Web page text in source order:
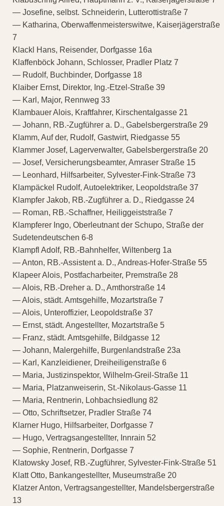
— Josefine, selbst. Schneiderin, Lutterottistraße 7
— Katharina, Oberwaffenmeisterswitwe, Kaiserjägerstraße
7
Klackl Hans, Reisender, Dorfgasse 16a
Klaffenböck Johann, Schlosser, Pradler Platz 7
— Rudolf, Buchbinder, Dorfgasse 18
Klaiber Ernst, Direktor, Ing.-Etzel-Straße 39
— Karl, Major, Rennweg 33
Klambauer Alois, Kraftfahrer, Kirschentalgasse 21
— Johann, RB.-Zugführer a. D., Gabelsbergerstraße 29
Klamm, Auf der, Rudolf, Gastwirt, Riedgasse 55
Klammer Josef, Lagerverwalter, Gabelsbergerstraße 20
— Josef, Versicherungsbeamter, Amraser Straße 15
— Leonhard, Hilfsarbeiter, Sylvester-Fink-Straße 73
Klampäckel Rudolf, Autoelektriker, Leopoldstraße 37
Klampfer Jakob, RB.-Zugführer a. D., Riedgasse 24
— Roman, RB.-Schaffner, Heiliggeiststraße 7
Klampferer Ingo, Oberleutnant der Schupo, Straße der
Sudetendeutschen 6-8
Klampfl Adolf, RB.-Bahnhelfer, Wiltenberg 1a
— Anton, RB.-Assistent a. D., Andreas-Hofer-Straße 55
Klapeer Alois, Postfacharbeiter, Premstraße 28
— Alois, RB.-Dreher a. D., Amthorstraße 14
— Alois, städt. Amtsgehilfe, Mozartstraße 7
— Alois, Unteroffizier, Leopoldstraße 37
— Ernst, städt. Angestellter, Mozartstraße 5
— Franz, städt. Amtsgehilfe, Bildgasse 12
— Johann, Malergehilfe, Burgenlandstraße 23a
— Karl, Kanzleidiener, Dreiheiligenstraße 6
— Maria, Justizinspektor, Wilhelm-Greil-Straße 11
— Maria, Platzanweiserin, St.-Nikolaus-Gasse 11
— Maria, Rentnerin, Lohbachsiedlung 82
— Otto, Schriftsetzer, Pradler Straße 74
Klarner Hugo, Hilfsarbeiter, Dorfgasse 7
— Hugo, Vertragsangestellter, Innrain 52
— Sophie, Rentnerin, Dorfgasse 7
Klatowsky Josef, RB.-Zugführer, Sylvester-Fink-Straße 51
Klatt Otto, Bankangestellter, Museumstraße 20
Klatzer Anton, Vertragsangestellter, Mandelsbergerstraße
13